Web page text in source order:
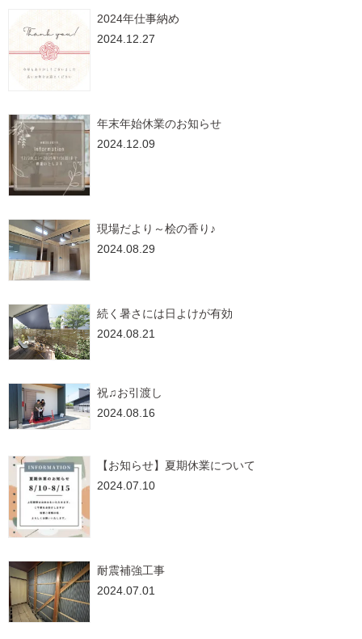
2024年仕事納め
2024.12.27
年末年始休業のお知らせ
2024.12.09
現場だより～桧の香り♪
2024.08.29
続く暑さには日よけが有効
2024.08.21
祝♫お引渡し
2024.08.16
【お知らせ】夏期休業について
2024.07.10
耐震補強工事
2024.07.01